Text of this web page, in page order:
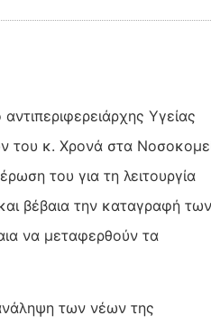
Υγείας
του κ. Χρονά στα
του για τη λειτουργία
βέβαια την καταγραφή των
να μεταφερθούν τα
των νέων της